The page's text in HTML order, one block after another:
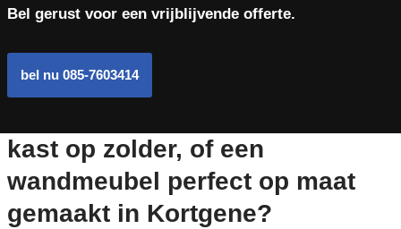
Bel gerust voor een vrijblijvende offerte.
bel nu 085-7603414
kast op zolder, of een
wandmeubel perfect op maat
gemaakt in Kortgene?